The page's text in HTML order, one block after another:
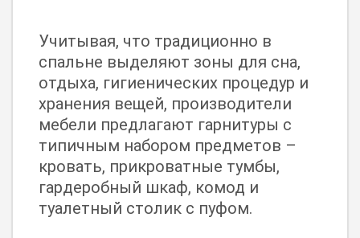
Учитывая, что традиционно в
спальне выделяют зоны для сна,
отдыха, гигиенических процедур и
хранения вещей, производители
мебели предлагают гарнитуры с
типичным набором предметов –
кровать, прикроватные тумбы,
гардеробный шкаф, комод и
туалетный столик с пуфом.